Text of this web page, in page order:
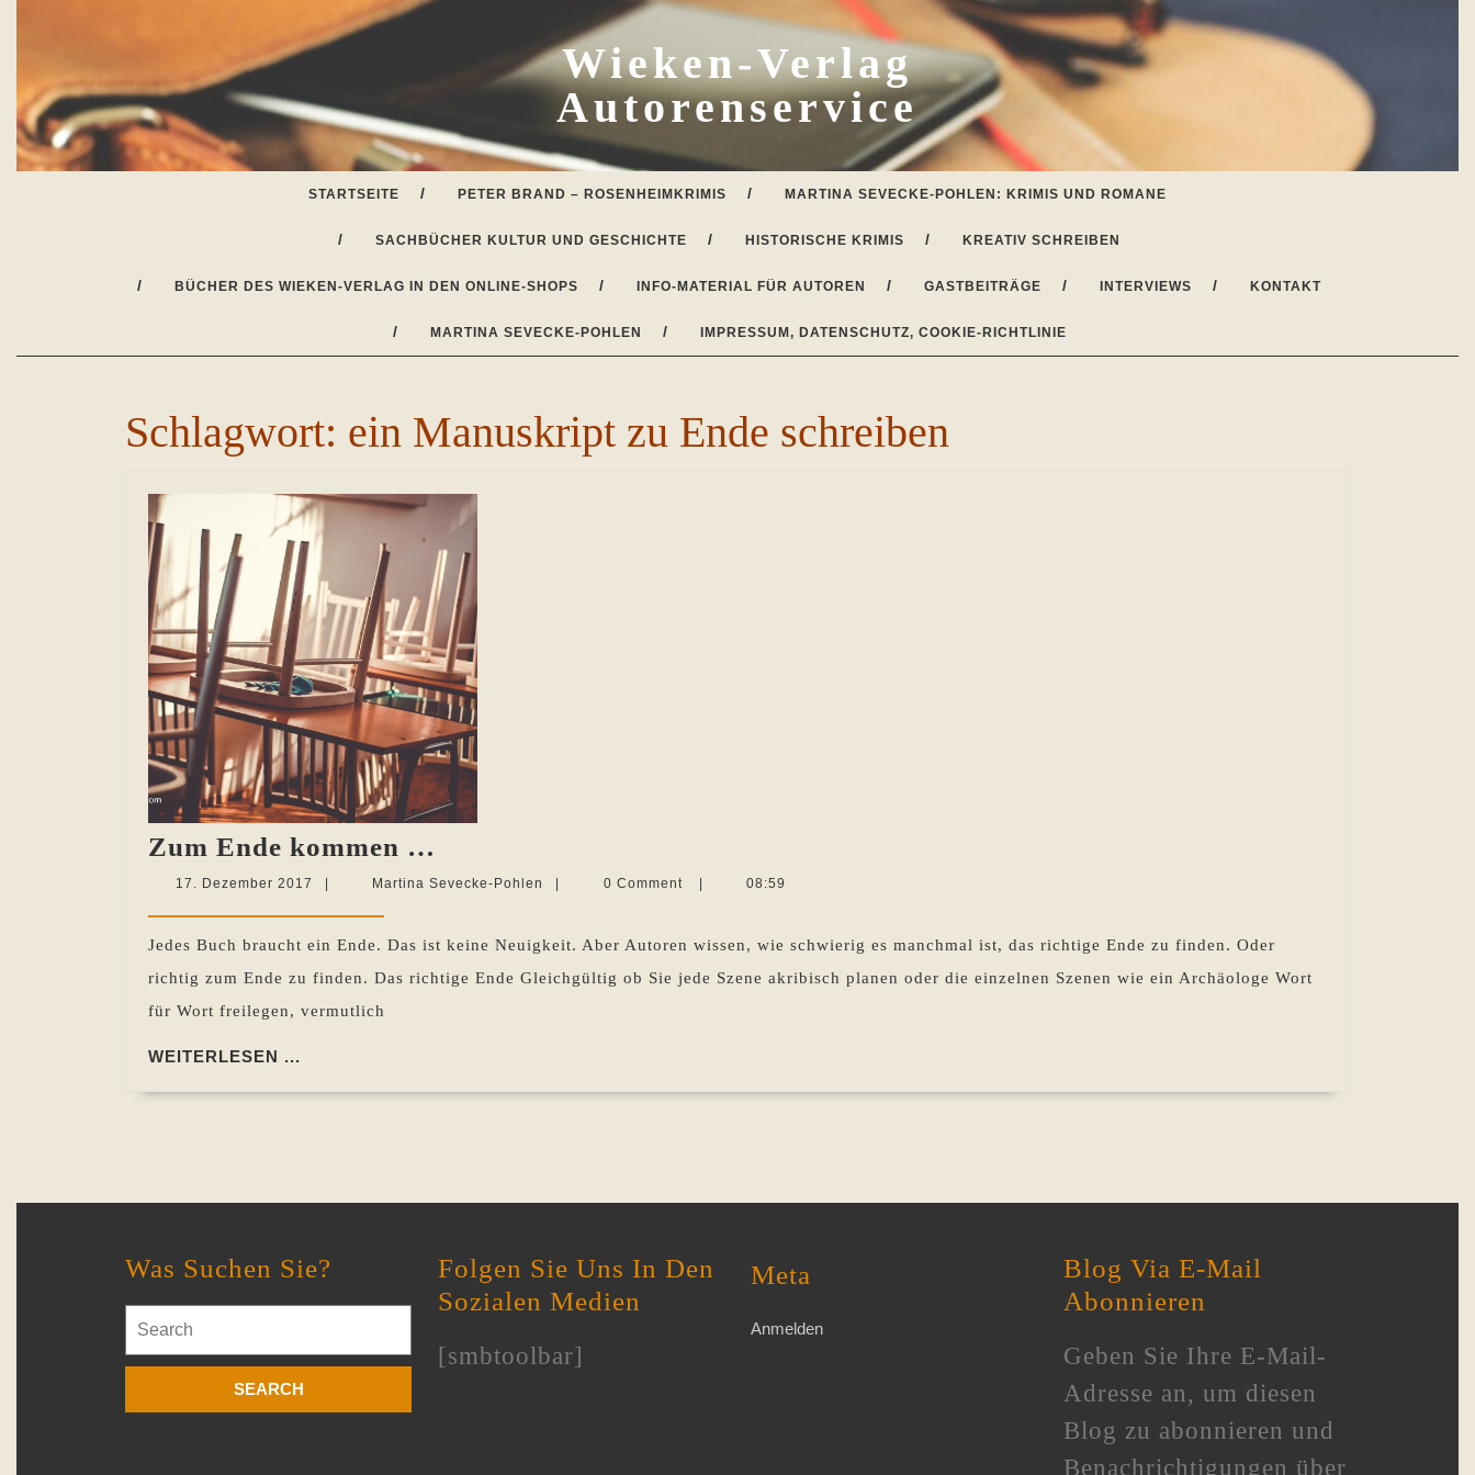
Wieken-Verlag
Autorenservice
STARTSEITE PETER BRAND – ROSENHEIMKRIMIS MARTINA SEVECKE-POHLEN: KRIMIS UND ROMANE
SACHBÜCHER KULTUR UND GESCHICHTE HISTORISCHE KRIMIS KREATIV SCHREIBEN
BÜCHER DES WIEKEN-VERLAG IN DEN ONLINE-SHOPS INFO-MATERIAL FÜR AUTOREN GASTBEITRÄGE INTERVIEWS KONTAKT
MARTINA SEVECKE-POHLEN IMPRESSUM, DATENSCHUTZ, COOKIE-RICHTLINIE
Schlagwort: ein Manuskript zu Ende schreiben
Zum Ende kommen …
Ende
…
17. Dezember 2017 17.
2017
Martina Sevecke-Pohlen
Martina
0 Comment 08:59
Jedes Buch braucht ein Ende. Das ist keine Neuigkeit. Aber Autoren wissen, wie schwierig es manchmal ist, das richtige Ende zu finden. Oder
richtig zum Ende zu finden. Das richtige Ende Gleichgültig ob Sie jede Szene akribisch planen oder die einzelnen Szenen wie ein Archäologe Wort
für Wort freilegen, vermutlich
WEITERLESEN ...
Was Suchen Sie?
for:
Folgen Sie Uns In Den
Sozialen Medien
[smbtoolbar]
Meta
Anmelden
Blog Via E-Mail
Abonnieren
Geben Sie Ihre E-Mail-
Adresse an, um diesen
Blog zu abonnieren und
Benachrichtigungen über